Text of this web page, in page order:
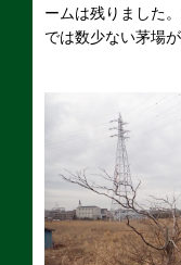
ームは残りました
では数少ない茅場